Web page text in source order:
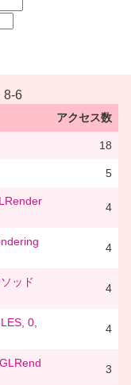
8-6
アクセス数
18
5
4
4
ッド
4
0,
4
3